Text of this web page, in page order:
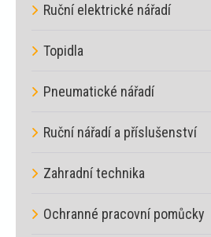
Ruční elektrické nářadí
Topidla
Pneumatické nářadí
Ruční nářadí a příslušenství
Zahradní technika
Ochranné pracovní pomůcky